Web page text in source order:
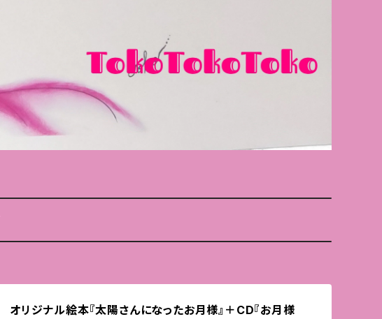
オリジナル絵本『太陽さんになったお月様』＋CD『お月様